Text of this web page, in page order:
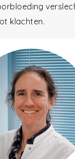
klachten.